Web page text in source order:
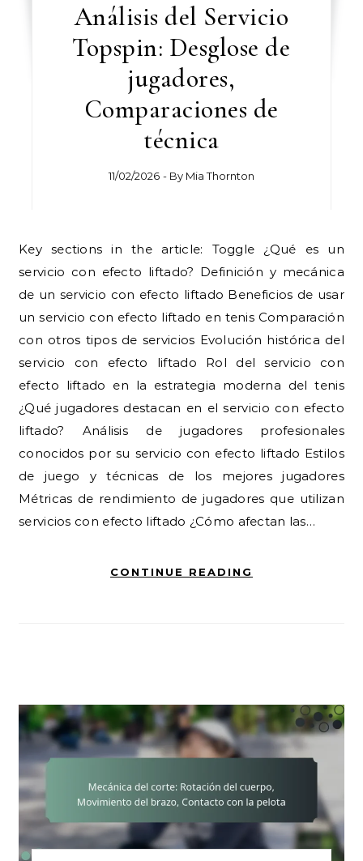
Análisis del Servicio
Topspin: Desglose de
jugadores,
Comparaciones de
técnica
11/02/2026 - By Mia Thornton
Key sections in the article: Toggle ¿Qué es un
servicio con efecto liftado? Definición y mecánica
de un servicio con efecto liftado Beneficios de usar
un servicio con efecto liftado en tenis Comparación
con otros tipos de servicios Evolución histórica del
servicio con efecto liftado Rol del servicio con
efecto liftado en la estrategia moderna del tenis
¿Qué jugadores destacan en el servicio con efecto
liftado? Análisis de jugadores profesionales
conocidos por su servicio con efecto liftado Estilos
de juego y técnicas de los mejores jugadores
Métricas de rendimiento de jugadores que utilizan
servicios con efecto liftado ¿Cómo afectan las…
CONTINUE READING